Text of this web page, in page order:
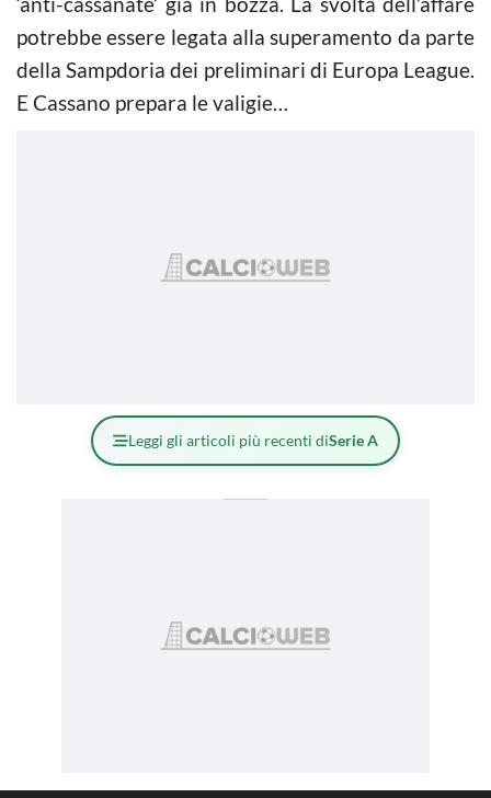
potrebbe essere legata alla superamento da parte
della Sampdoria dei preliminari di Europa League.
E Cassano prepara le valigie…
Leggi gli articoli più recenti diSerie A